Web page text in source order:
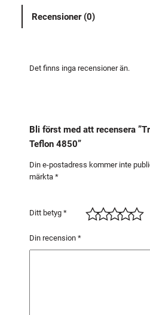
d
Recensioner (0)
Det finns inga recensioner än.
Bli först med att recensera
Teflon 4850”
Din e-postadress kommer inte
märkta *
Ditt betyg *
Din recension *